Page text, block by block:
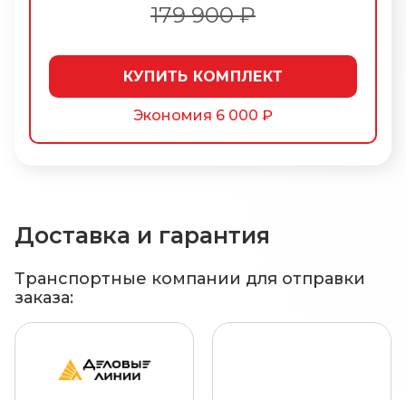
179 900 ₽
КУПИТЬ КОМПЛЕКТ
Экономия 6 000 ₽
Доставка и гарантия
Транспортные компании для отправки
заказа: